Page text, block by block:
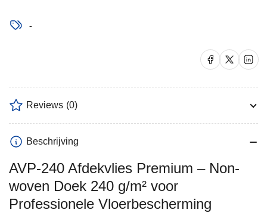
|
Vloeistofdicht
Herbruikbaar
|
|
REACH
verlagen
Herbruikbaar
REACH
verhogen
-
Delen op Facebook
Delen op X Delen
Reviews (0)
Beschrijving
AVP-240 Afdekvlies Premium – Non-
woven Doek 240 g/m² voor
Professionele Vloerbescherming